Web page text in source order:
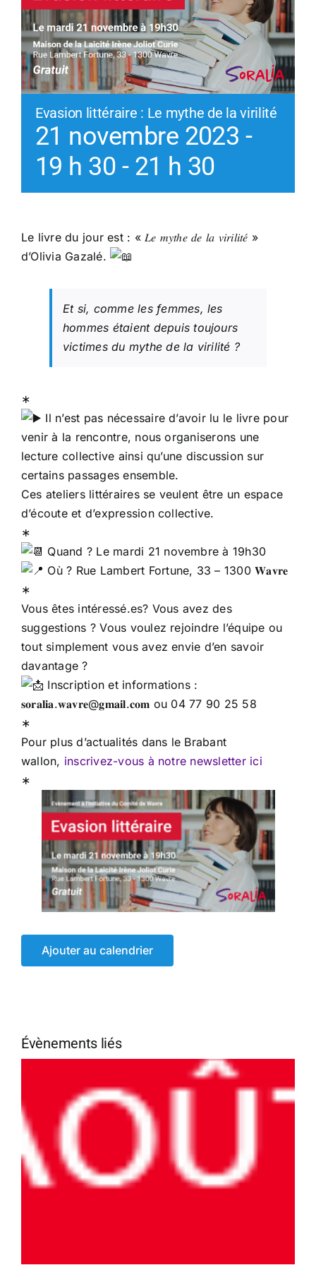
Evasion littéraire : Le mythe de la virilité
21 novembre 2023 -
19 h 30 - 21 h 30
Le livre du jour est : « 𝐿𝑒 𝑚𝑦𝑡ℎ𝑒 𝑑𝑒 𝑙𝑎 𝑣𝑖𝑟𝑖𝑙𝑖𝑡𝑒́ »
d’Olivia Gazalé.
Et si, comme les femmes, les
hommes étaient depuis toujours
victimes du mythe de la virilité ?
∗
Il n’est pas nécessaire d’avoir lu le livre pour
venir à la rencontre, nous organiserons une
lecture collective ainsi qu’une discussion sur
certains passages ensemble.
Ces ateliers littéraires se veulent être un espace
d’écoute et d’expression collective.
∗
Quand ? Le mardi 21 novembre à 19h30
Où ? Rue Lambert Fortune, 33 – 1300 𝐖𝐚𝐯𝐫𝐞
∗
Vous êtes intéressé.es? Vous avez des
suggestions ? Vous voulez rejoindre l’équipe ou
tout simplement vous avez envie d’en savoir
davantage ?
Inscription et informations :
𝐬𝐨𝐫𝐚𝐥𝐢𝐚.𝐰𝐚𝐯𝐫𝐞@𝐠𝐦𝐚𝐢𝐥.𝐜𝐨𝐦 ou 04 77 90 25 58
∗
Pour plus d’actualités dans le Brabant
wallon, inscrivez-vous à notre newsletter ici
∗
Ajouter au calendrier
Évènements liés